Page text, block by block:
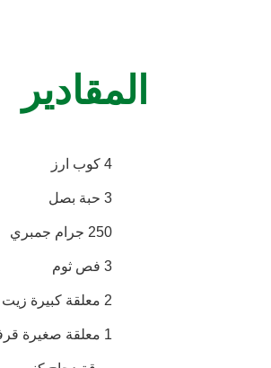
المقادير
4 كوب ارز
3 حبة بصل
250 جرام جمبري
3 فص ثوم
2 معلقة كبيرة زيت
1 معلقة صغيرة قرفة